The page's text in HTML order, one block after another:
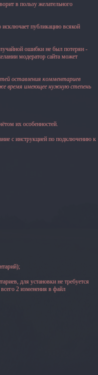
в пользу желательного
публикацию всякой
ошибки не был потерян -
модератор сайта может
оставления комментариев
время имеющее нужную степень
их особенностей.
с инструкцией по подключению к
для установки не требуется
2 изменения в файл